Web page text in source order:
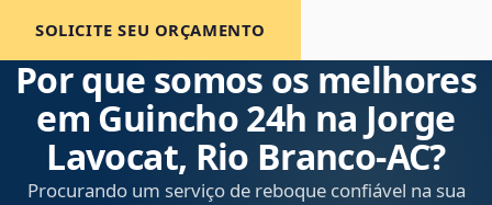
SOLICITE SEU ORÇAMENTO
Por que somos os melhores
em Guincho 24h na Jorge
Lavocat, Rio Branco‑AC?
Procurando um serviço de reboque confiável na sua